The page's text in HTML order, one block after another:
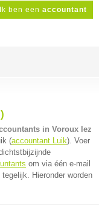
Ik ben een accountant
in Voroux lez
(accountant Luik). Voer
om via één e-mail
Hieronder worden